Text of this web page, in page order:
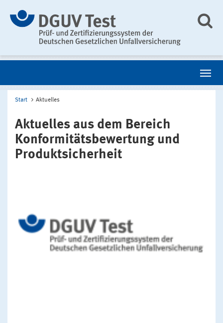
Start Aktuelles
Aktuelles aus dem Bereich
Konformitätsbewertung und
Produktsicherheit